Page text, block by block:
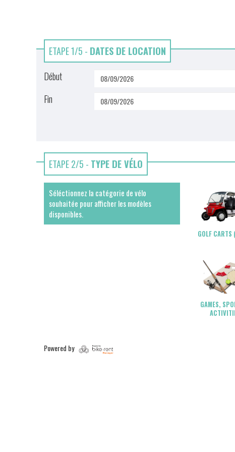
ETAPE 1/5 - DATES DE LOCATION
Début
Fin
ETAPE 2/5 - TYPE DE VÉLO
Séléctionnez la catégorie de vélo
souhaitée pour afficher les modèles
disponibles.
GOLF CARTS
GAMES,
Powered by